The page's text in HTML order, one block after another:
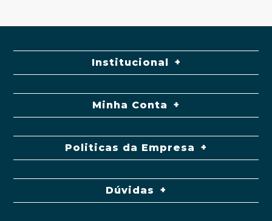
Institucional
Minha Conta
Politicas da Empresa
Dúvidas